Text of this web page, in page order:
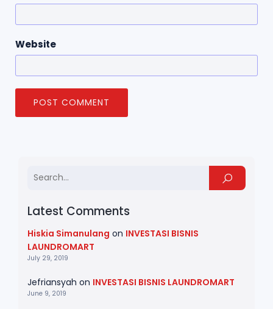
Latest Comments
Hiskia Simanulang on INVESTASI BISNIS
LAUNDROMART
July 29, 2019
Jefriansyah on INVESTASI BISNIS LAUNDROMART
June 9, 2019
Website